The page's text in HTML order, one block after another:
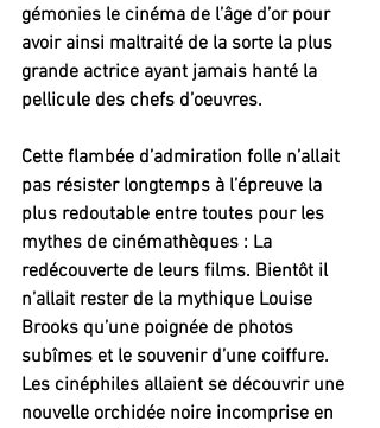
gémonies le cinéma de l’âge d’or pour
avoir ainsi maltraité de la sorte la plus
grande actrice ayant jamais hanté la
pellicule des chefs d’oeuvres.
Cette flambée d’admiration folle n’allait
pas résister longtemps à l’épreuve la
plus redoutable entre toutes pour les
mythes de cinémathèques : La
redécouverte de leurs films. Bientôt il
n’allait rester de la mythique Louise
Brooks qu’une poignée de photos
subîmes et le souvenir d’une coiffure.
Les cinéphiles allaient se découvrir une
nouvelle orchidée noire incomprise en